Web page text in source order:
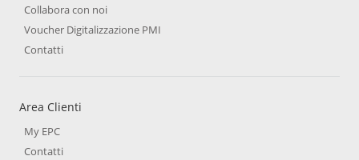
Collabora con noi
Voucher Digitalizzazione PMI
Contatti
Area Clienti
My EPC
Contatti